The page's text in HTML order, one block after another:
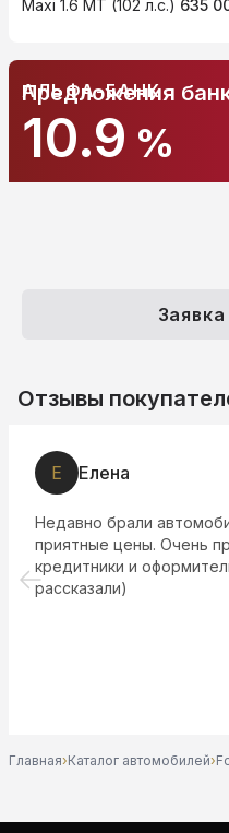
Maxi 1.6 MT (102 л.с.) 635
АЛЬФА-БАНК
10.9 %
Предложения
Отзывы
Е Елена
Недавно брали
приятные цены. Очень
кредитники и
рассказали)
Главная›Каталог автомобилей›